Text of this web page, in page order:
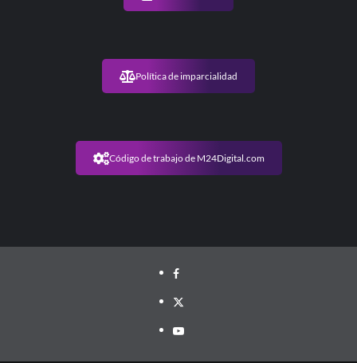
Política de imparcialidad
Código de trabajo de M24Digital.com